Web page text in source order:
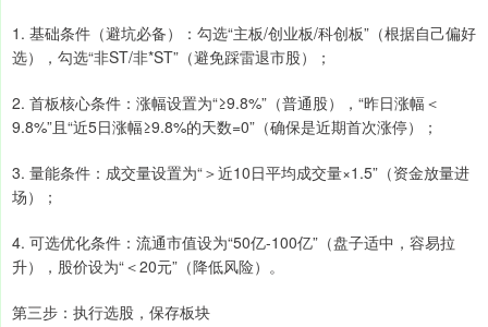
1. 基础条件（避坑必备）：勾选“主板/创业板/科创板”（根据自己偏好
选），勾选“非ST/非*ST”（避免踩雷退市股）；
2. 首板核心条件：涨幅设置为“≥9.8%”（普通股），“昨日涨幅＜
9.8%”且“近5日涨幅≥9.8%的天数=0”（确保是近期首次涨停）；
3. 量能条件：成交量设置为“＞近10日平均成交量×1.5”（资金放量进
场）；
4. 可选优化条件：流通市值设为“50亿-100亿”（盘子适中，容易拉
升），股价设为“＜20元”（降低风险）。
第三步：执行选股，保存板块